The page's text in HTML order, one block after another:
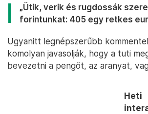
„Ütik, verik és rugdossák
forintunkat: 405 egy retkes
Ugyanitt legnépszerűbb
komolyan javasolják, hogy a tuti
bevezetni a pengőt, az aranyat,
Heti